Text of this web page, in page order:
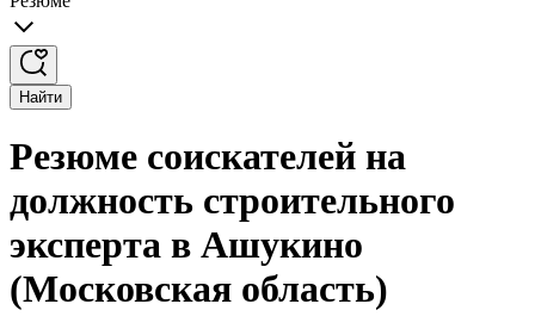
Найти
Резюме соискателей на
должность строительного
эксперта в Ашукино
(Московская область)